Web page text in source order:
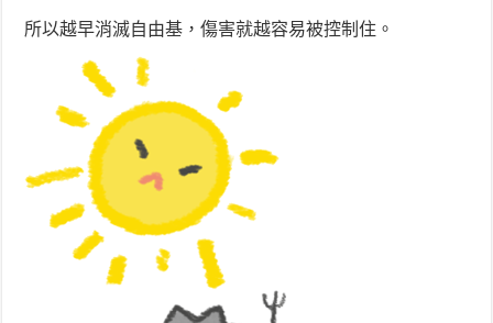
所以越早消滅自由基，傷害就越容易被控制住。